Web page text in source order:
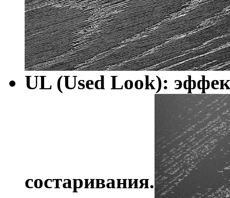
UL (Used Look):
состаривания.